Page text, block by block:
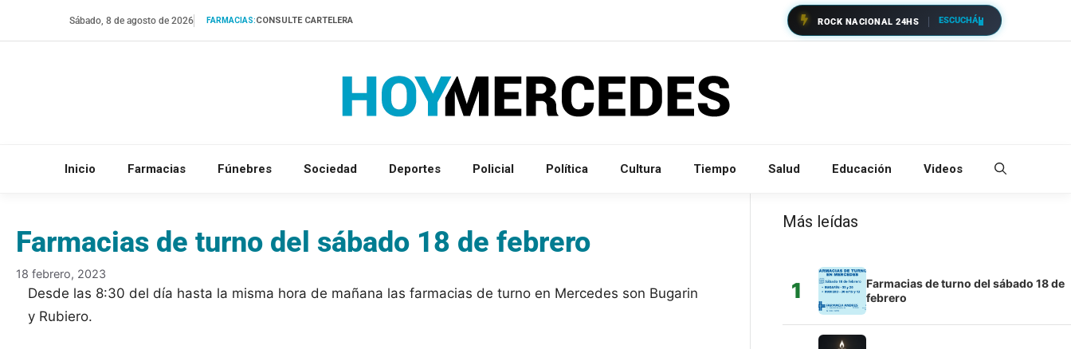
Sábado, 8 de agosto de 2026 FARMACIAS:CONSULTE CARTELERA ROCK NACIONAL 24HS ESCUCHÁ
Inicio Farmacias Fúnebres Sociedad Deportes Policial Política Cultura Tiempo Salud Educación Videos
Farmacias de turno del sábado 18 de febrero
18 febrero, 2023
Desde las 8:30 del día hasta la misma hora de mañana las farmacias de turno en Mercedes son Bugarin
y Rubiero.
Más leídas
1
Farmacias de turno del sábado 18 de
febrero